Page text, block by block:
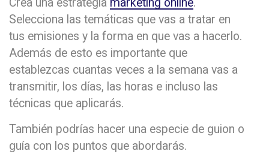
Crea una estrategia marketing online.
Selecciona las temáticas que vas a tratar en
tus emisiones y la forma en que vas a hacerlo.
Además de esto es importante que
establezcas cuantas veces a la semana vas a
transmitir, los días, las horas e incluso las
técnicas que aplicarás.
También podrías hacer una especie de guion o
guía con los puntos que abordarás.